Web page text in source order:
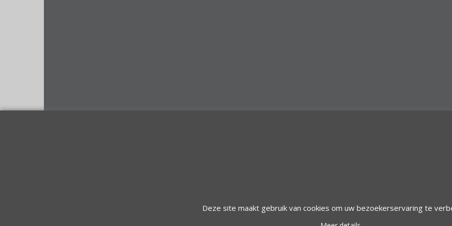
© 1997 Alfacom Benelux | Design by:
Deze site maakt gebruik van cookies om uw bezoekerservaring te